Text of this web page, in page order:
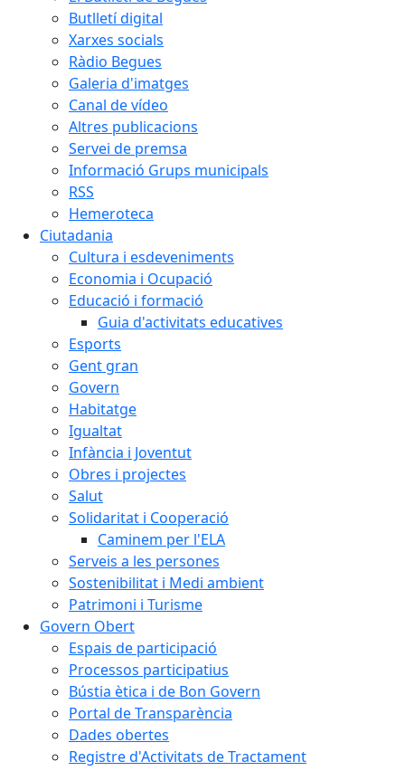
Butlletí digital
Xarxes socials
Ràdio Begues
Galeria d'imatges
Canal de vídeo
Altres publicacions
Servei de premsa
Informació Grups municipals
RSS
Hemeroteca
Ciutadania
Cultura i esdeveniments
Economia i Ocupació
Educació i formació
Guia d'activitats educatives
Esports
Gent gran
Govern
Habitatge
Igualtat
Infància i Joventut
Obres i projectes
Salut
Solidaritat i Cooperació
Caminem per l'ELA
Serveis a les persones
Sostenibilitat i Medi ambient
Patrimoni i Turisme
Govern Obert
Espais de participació
Processos participatius
Bústia ètica i de Bon Govern
Portal de Transparència
Dades obertes
Registre d'Activitats de Tractament